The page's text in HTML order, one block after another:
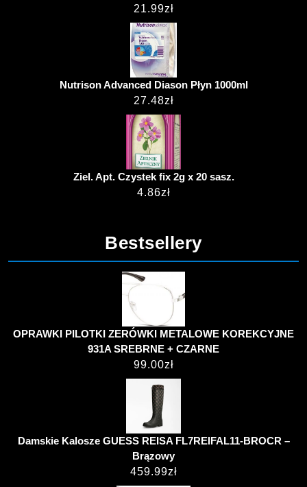
21.99zł
Nutrison Advanced Diason Płyn 1000ml
27.48zł
Ziel. Apt. Czystek fix 2g x 20 sasz.
4.86zł
Bestsellery
OPRAWKI PILOTKI ZERÓWKI METALOWE KOREKCYJNE
931A SREBRNE + CZARNE
99.00zł
Damskie Kalosze GUESS REISA FL7REIFAL11-BROCR –
Brązowy
459.99zł